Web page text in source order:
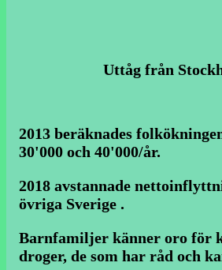
Uttåg från
2013 beräknades
30'000 och 40'000/år.
2018 avstannade
övriga Sverige .
Barnfamiljer känner oro för
droger, de som har råd och